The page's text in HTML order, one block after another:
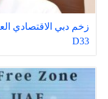
زخم دبي الاقتصادي
D33